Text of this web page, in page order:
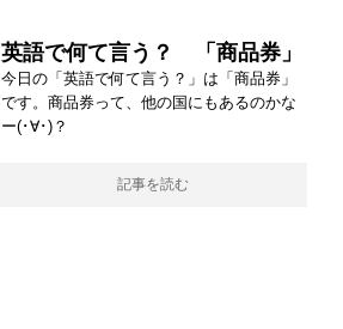
英語で何て言う？ 「商品券」
今日の「英語で何て言う？」は「商品券」
です。商品券って、他の国にもあるのかな
ー(･∀･)？
記事を読む